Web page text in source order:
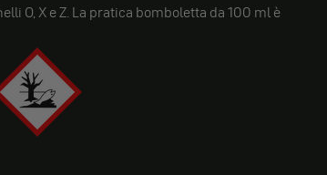
O, X e Z. La pratica bomboletta da 100 ml è